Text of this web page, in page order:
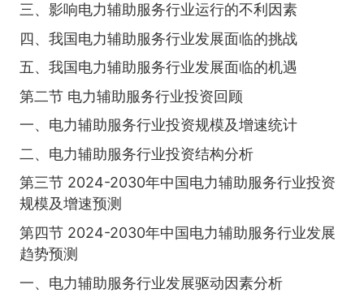
三、影响电力辅助服务行业运行的不利因素
四、我国电力辅助服务行业发展面临的挑战
五、我国电力辅助服务行业发展面临的机遇
第二节 电力辅助服务行业投资回顾
一、电力辅助服务行业投资规模及增速统计
二、电力辅助服务行业投资结构分析
第三节 2024-2030年中国电力辅助服务行业投资
规模及增速预测
第四节 2024-2030年中国电力辅助服务行业发展
趋势预测
一、电力辅助服务行业发展驱动因素分析